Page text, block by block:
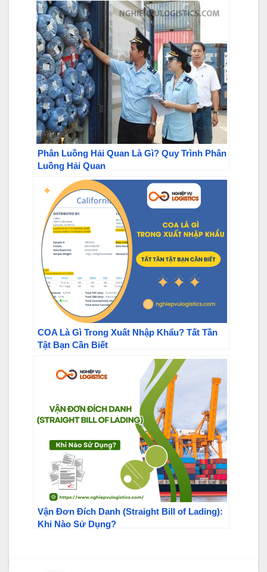
Phân Luồng Hải Quan Là Gì? Quy Trình Phân
Luồng Hải Quan
COA Là Gì Trong Xuất Nhập Khẩu? Tất Tần
Tật Bạn Cần Biết
Vận Đơn Đích Danh (Straight Bill of Lading):
Khi Nào Sử Dụng?